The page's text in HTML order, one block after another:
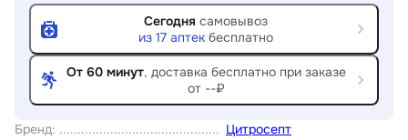
Бренд:
Цитросепт
Сегодня самовывоз
из 17 аптек бесплатно
От 60 минут, доставка бесплатно при заказе
от --₽